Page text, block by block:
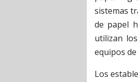
sistemas
de papel
utilizan
equipos
Los